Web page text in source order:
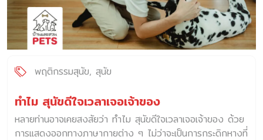
หลายประเทศจึงกำหนดให้สุนัขกลุ่มนี้อยู่ในรายการ “สุนัขควบคุม
พิเศษ” เพื่อป้องกันปัญหาและสร้างมาตรฐานความปลอดภัย ราย
ชื่อสายพันธุ์ “สุนัขควบคุมพิเศษ” ที่ควรระวังเป็นพิเศษใน
ประเทศไทย (ตามแนวทางของกรุงเทพมหานคร) สุนัขควบคุม
พิเศษในต่างประเทศ (หรือมีแนวโน้มควบคุมในหลายประเทศ)
การดูแลอย่างมีวินัย ยิ่งเข้าใจ… ยิ่งอยู่ร่วมกันได้อย่างมีความสุข
ข้อบังคับต่าง ๆ […]
พฤติกรรมสุนัข สุนัข
ทำไม สุนัขดีใจเวลาเจอเจ้าของ
หลายท่านอาจเคยสงสัยว่า ทำไม สุนัขดีใจเวลาเจอเจ้าของ ด้วย
การแสดงออกทางภาษากายต่าง ๆ ไม่ว่าจะเป็นการกระดิกหางที่